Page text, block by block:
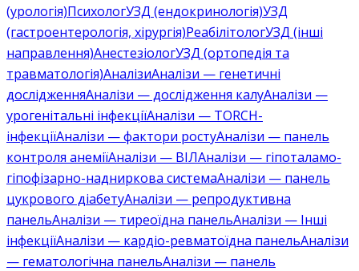
(урологія)ПсихологУЗД (ендокринологія)УЗД
(гастроентерологія, хірургія)РеабілітологУЗД (інші
направлення)АнестезіологУЗД (ортопедія та
травматологія)АналізиАналізи — генетичні
дослідженняАналізи — дослідження калуАналізи —
урогенітальні інфекціїАналізи — TORCH-
інфекціїАналізи — фактори ростуАналізи — панель
контроля анеміїАналізи — ВІЛАналізи — гіпоталамо-
гіпофізарно-надниркова системаАналізи — панель
цукрового діабетуАналізи — репродуктивна
панельАналізи — тиреоїдна панельАналізи — Інші
інфекціїАналізи — кардіо-ревматоїдна панельАналізи
— гематологічна панельАналізи — панель